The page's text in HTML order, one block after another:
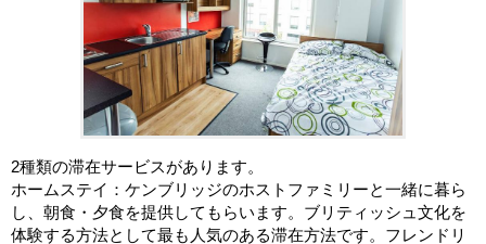
2種類の滞在サービスがあります。
ホームステイ：ケンブリッジのホストファミリーと一緒に暮ら
し、朝食・夕食を提供してもらいます。ブリティッシュ文化を
体験する方法として最も人気のある滞在方法です。フレンドリ